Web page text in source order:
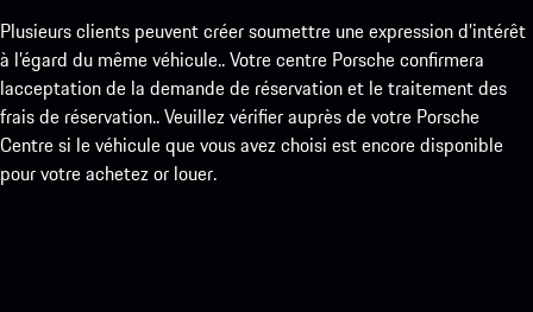
Plusieurs clients peuvent créer soumettre une expression d’intérêt
à l’égard du même véhicule.. Votre centre Porsche confirmera
lacceptation de la demande de réservation et le traitement des
frais de réservation.. Veuillez vérifier auprès de votre Porsche
Centre si le véhicule que vous avez choisi est encore disponible
pour votre achetez or louer.